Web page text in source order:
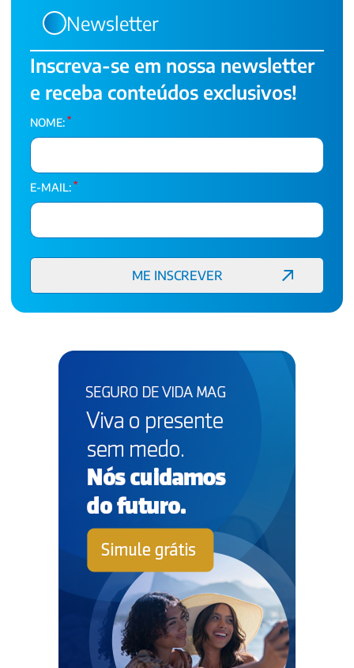
Newsletter
Inscreva-se em nossa newsletter
e receba conteúdos exclusivos!
NOME: *
E-MAIL: *